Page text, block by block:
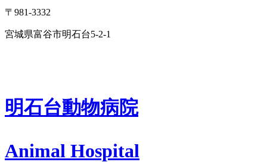
〒981-3332
宮城県富谷市明石台5-2-1
明石台動物病院
Animal Hospital